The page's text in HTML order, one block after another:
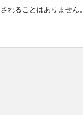
れることはありません。